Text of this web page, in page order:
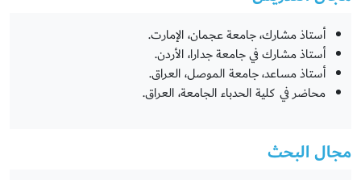
أستاذ مشارك، جامعة عجمان، الإمارت.
أستاذ مشارك في جامعة جدارا، الأردن.
أستاذ مساعد، جامعة الموصل، العراق.
محاضر في كلية الحدباء الجامعة، العراق.
مجال البحث